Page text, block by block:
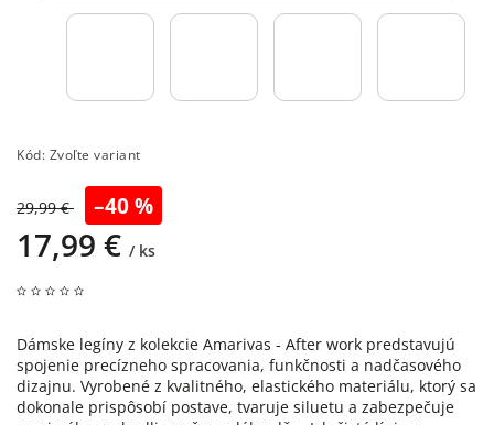
Kód: Zvoľte variant
29,99 € –40 %
17,99 € / ks
Dámske legíny z kolekcie Amarivas - After work predstavujú
spojenie precízneho spracovania, funkčnosti a nadčasového
dizajnu. Vyrobené z kvalitného, elastického materiálu, ktorý sa
dokonale prispôsobí postave, tvaruje siluetu a zabezpečuje